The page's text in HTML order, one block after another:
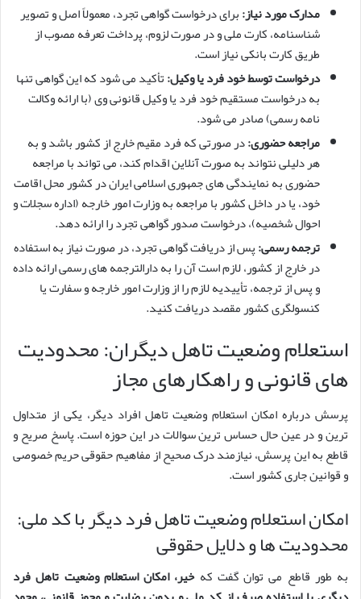
مدارک مورد نیاز:برای درخواست گواهی تجرد، معمولاً اصل و تصویر
شناسنامه، کارت ملی و در صورت لزوم، پرداخت تعرفه مصوب از
طریق کارت بانکی نیاز است.
درخواست توسط خود فرد یا وکیل:تأکید می شود که این گواهی تنها
به درخواست مستقیم خود فرد یا وکیل قانونی وی (با ارائه وکالت
نامه رسمی) صادر می شود.
مراجعه حضوری:در صورتی که فرد مقیم خارج از کشور باشد و به
هر دلیلی نتواند به صورت آنلاین اقدام کند، می تواند با مراجعه
حضوری به نمایندگی های جمهوری اسلامی ایران در کشور محل اقامت
خود، یا در داخل کشور با مراجعه به وزارت امور خارجه (اداره سجلات و
احوال شخصیه)، درخواست صدور گواهی تجرد را ارائه دهد.
ترجمه رسمی:پس از دریافت گواهی تجرد، در صورت نیاز به استفاده
در خارج از کشور، لازم است آن را به دارالترجمه های رسمی ارائه داده
و پس از ترجمه، تأییدیه لازم را از وزارت امور خارجه و سفارت یا
کنسولگری کشور مقصد دریافت کنید.
استعلام وضعیت تاهل دیگران: محدودیت
های قانونی و راهکارهای مجاز
پرسش درباره امکان استعلام وضعیت تاهل افراد دیگر، یکی از متداول
ترین و در عین حال حساس ترین سوالات در این حوزه است. پاسخ صریح و
قاطع به این پرسش، نیازمند درک صحیح از مفاهیم حقوقی حریم خصوصی
و قوانین جاری کشور است.
امکان استعلام وضعیت تاهل فرد دیگر با کد ملی:
محدودیت ها و دلایل حقوقی
به طور قاطع می توان گفت کهخیر، امکان استعلام وضعیت تاهل فرد